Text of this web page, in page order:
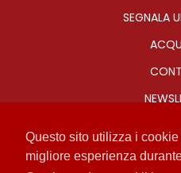
Questo sito utilizza i
migliore esperienza
SEGNALA